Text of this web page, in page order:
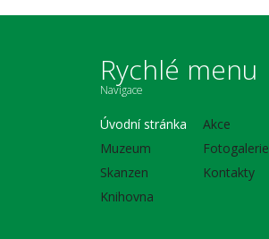
Rychlé menu
Navigace
Úvodní stránka
Muzeum
Skanzen
Knihovna
Akce
Fotogalerie
Kontakty